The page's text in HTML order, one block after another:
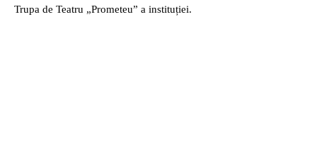
Trupa de Teatru „Prometeu” a instituției.